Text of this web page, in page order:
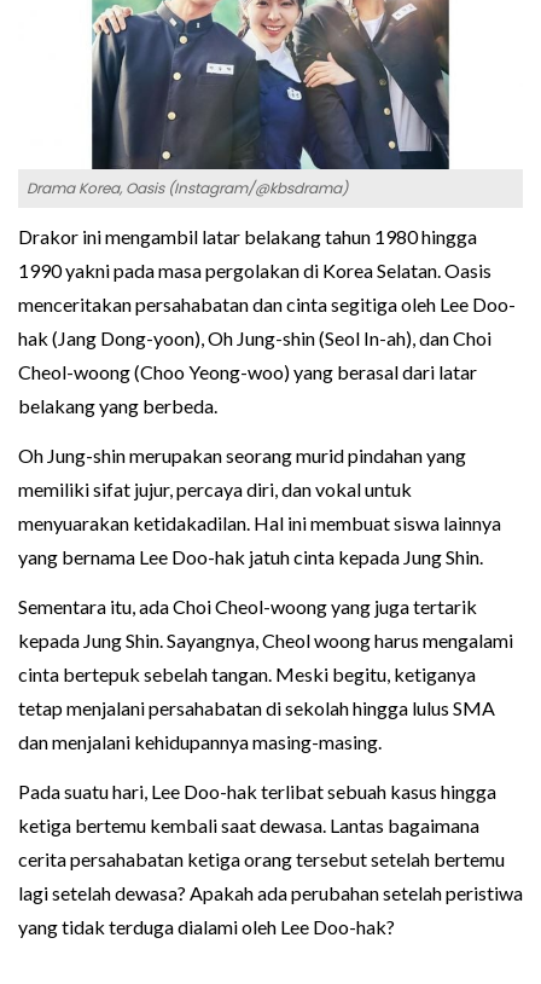
Drama Korea, Oasis (Instagram/@kbsdrama)
Drakor ini mengambil latar belakang tahun 1980 hingga
1990 yakni pada masa pergolakan di Korea Selatan. Oasis
menceritakan persahabatan dan cinta segitiga oleh Lee Doo-
hak (Jang Dong-yoon), Oh Jung-shin (Seol In-ah), dan Choi
Cheol-woong (Choo Yeong-woo) yang berasal dari latar
belakang yang berbeda.
Oh Jung-shin merupakan seorang murid pindahan yang
memiliki sifat jujur, percaya diri, dan vokal untuk
menyuarakan ketidakadilan. Hal ini membuat siswa lainnya
yang bernama Lee Doo-hak jatuh cinta kepada Jung Shin.
Sementara itu, ada Choi Cheol-woong yang juga tertarik
kepada Jung Shin. Sayangnya, Cheol woong harus mengalami
cinta bertepuk sebelah tangan. Meski begitu, ketiganya
tetap menjalani persahabatan di sekolah hingga lulus SMA
dan menjalani kehidupannya masing-masing.
Pada suatu hari, Lee Doo-hak terlibat sebuah kasus hingga
ketiga bertemu kembali saat dewasa. Lantas bagaimana
cerita persahabatan ketiga orang tersebut setelah bertemu
lagi setelah dewasa? Apakah ada perubahan setelah peristiwa
yang tidak terduga dialami oleh Lee Doo-hak?